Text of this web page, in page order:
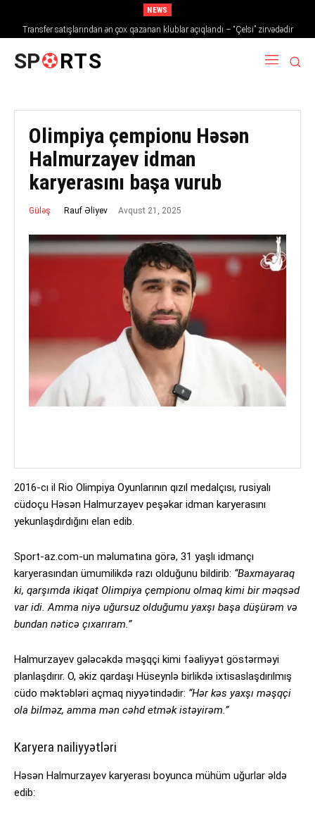
NEWS
Transfer satışlarından ən çox qazanan klublar açıqlandı – “Çelsi” zirvədədir
SP RTS
Olimpiya çempionu Həsən
Halmurzayev idman
karyerasını başa vurub
Güləş Rauf Əliyev Avqust 21, 2025
2016-cı il Rio Olimpiya Oyunlarının qızıl medalçısı, rusiyalı
cüdoçu Həsən Halmurzayev peşəkar idman karyerasını
yekunlaşdırdığını elan edib.
Sport-az.com-un məlumatına görə, 31 yaşlı idmançı
karyerasından ümumilikdə razı olduğunu bildirib: “Baxmayaraq
ki, qarşımda ikiqat Olimpiya çempionu olmaq kimi bir məqsəd
var idi. Amma niyə uğursuz olduğumu yaxşı başa düşürəm və
bundan nəticə çıxarıram.”
Halmurzayev gələcəkdə məşqçi kimi fəaliyyət göstərməyi
planlaşdırır. O, əkiz qardaşı Hüseynlə birlikdə ixtisaslaşdırılmış
cüdo məktəbləri açmaq niyyətindədir: “Hər kəs yaxşı məşqçi
ola bilməz, amma mən cəhd etmək istəyirəm.”
Karyera nailiyyətləri
Həsən Halmurzayev karyerası boyunca mühüm uğurlar əldə
edib: